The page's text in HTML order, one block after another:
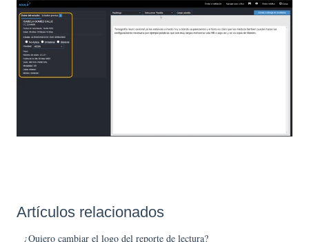
Artículos relacionados
¿Quiero cambiar el logo del reporte de lectura?